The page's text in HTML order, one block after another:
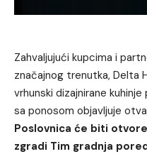
Zahvaljujući kupcima i
značajnog trenutka, Delta
vrhunski dizajnirane
sa ponosom objavljuje
Poslovnica će biti
zgradi Tim gradnja